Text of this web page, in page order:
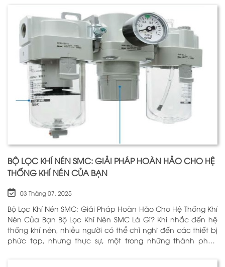
BỘ LỌC KHÍ NÉN SMC: GIẢI PHÁP HOÀN HẢO CHO HỆ
THỐNG KHÍ NÉN CỦA BẠN
03 Tháng 07, 2025
Bộ Lọc Khí Nén SMC: Giải Pháp Hoàn Hảo Cho Hệ Thống Khí
Nén Của Bạn Bộ Lọc Khí Nén SMC Là Gì? Khi nhắc đến hệ
thống khí nén, nhiều người có thể chỉ nghĩ đến các thiết bị
phức tạp, nhưng thực sự, một trong những thành phần